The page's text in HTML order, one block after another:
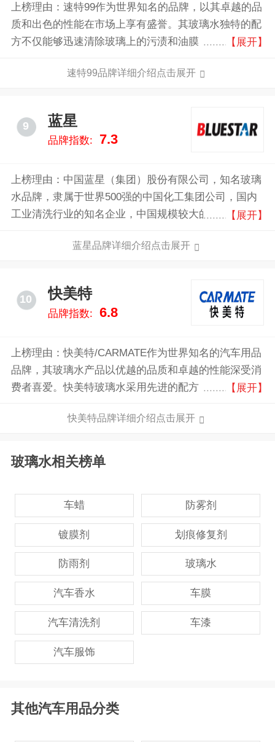
上榜理由：速特99作为世界知名的品牌，以其卓越的品
质和出色的性能在市场上享有盛誉。其玻璃水独特的配
方不仅能够迅速清除玻璃上的污渍和油膜，还能有效防
【展开】
速特99品牌详细介绍点击展开
9 蓝星
品牌指数: 7.3
上榜理由：中国蓝星（集团）股份有限公司，知名玻璃
水品牌，隶属于世界500强的中国化工集团公司，国内
工业清洗行业的知名企业，中国规模较大的有机硅生产
国家行业标准起草单位。
【展开】
蓝星品牌详细介绍点击展开
10 快美特
品牌指数: 6.8
上榜理由：快美特/CARMATE作为世界知名的汽车用品
品牌，其玻璃水产品以优越的品质和卓越的性能深受消
费者喜爱。快美特玻璃水采用先进的配方，能够迅速有
晰。其独特的防冻配方在寒冷天气中也能保持优异表
特性，不含有害化学物质，安全无毒。
【展开】
快美特品牌详细介绍点击展开
玻璃水相关榜单
车蜡 防雾剂
镀膜剂 划痕修复剂
防雨剂 玻璃水
汽车香水 车膜
汽车清洗剂 车漆
汽车服饰
其他汽车用品分类